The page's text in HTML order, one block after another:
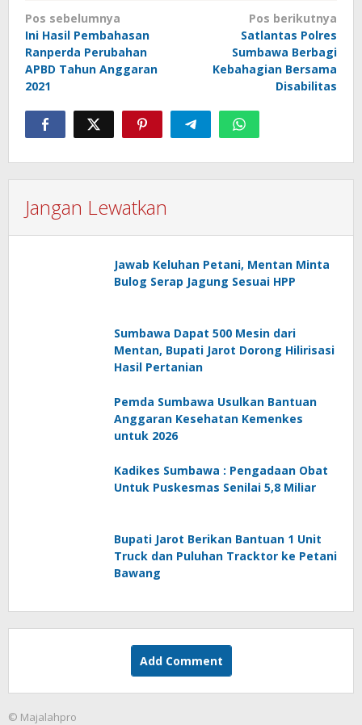
Navigasi
pos
Pos sebelumnya
Ini Hasil Pembahasan
Ranperda Perubahan
APBD Tahun Anggaran
2021
Pos berikutnya
Satlantas Polres
Sumbawa Berbagi
Kebahagian Bersama
Disabilitas
Jangan Lewatkan
Jawab Keluhan Petani, Mentan Minta
Bulog Serap Jagung Sesuai HPP
Sumbawa Dapat 500 Mesin dari
Mentan, Bupati Jarot Dorong Hilirisasi
Hasil Pertanian
Pemda Sumbawa Usulkan Bantuan
Anggaran Kesehatan Kemenkes
untuk 2026
Kadikes Sumbawa : Pengadaan Obat
Untuk Puskesmas Senilai 5,8 Miliar
Bupati Jarot Berikan Bantuan 1 Unit
Truck dan Puluhan Tracktor ke Petani
Bawang
Add Comment
© Majalahpro